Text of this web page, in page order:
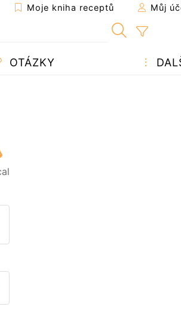
Moje kniha receptů Můj
OTÁZKY
příteli
stránku
otázku autorovi
svou